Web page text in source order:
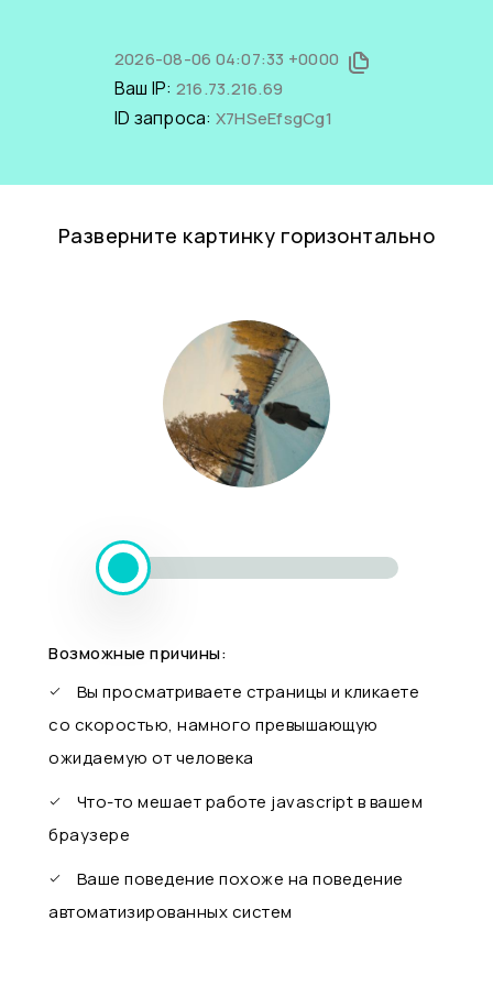
2026-08-06 04:07:33 +0000
Ваш IP: 216.73.216.69
ID запроса: X7HSeEfsgCg1
Разверните картинку горизонтально
Возможные причины:
Вы просматриваете страницы и кликаете
со скоростью, намного превышающую
ожидаемую от человека
Что-то мешает работе javascript в вашем
браузере
Ваше поведение похоже на поведение
автоматизированных систем